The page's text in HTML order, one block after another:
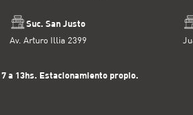
Suc. San Justo
Av. Arturo Illia 2399
a 13hs. Estacionamiento propio.